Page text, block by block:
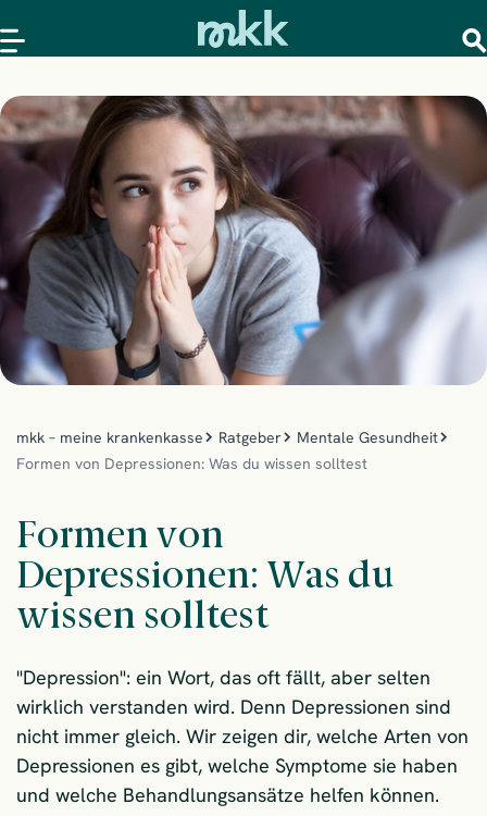
mkk – meine krankenkasse Ratgeber
Mentale Gesundheit
Formen von Depressionen: Was du wissen solltest
Formen von
Depressionen: Was du
wissen solltest
"Depression": ein Wort, das oft fällt, aber selten
wirklich verstanden wird. Denn Depressionen sind
nicht immer gleich. Wir zeigen dir, welche Arten von
Depressionen es gibt, welche Symptome sie haben
und welche Behandlungsansätze helfen können.